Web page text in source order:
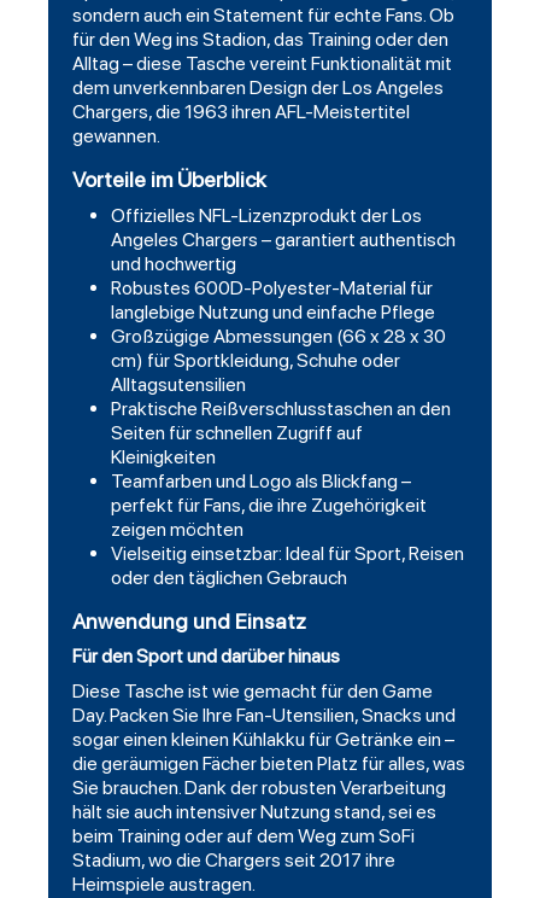
sondern auch ein Statement für echte Fans. Ob
für den Weg ins Stadion, das Training oder den
Alltag – diese Tasche vereint Funktionalität mit
dem unverkennbaren Design der Los Angeles
Chargers, die 1963 ihren AFL-Meistertitel
gewannen.
Vorteile im Überblick
Offizielles NFL-Lizenzprodukt der Los
Angeles Chargers – garantiert authentisch
und hochwertig
Robustes 600D-Polyester-Material für
langlebige Nutzung und einfache Pflege
Großzügige Abmessungen (66 x 28 x 30
cm) für Sportkleidung, Schuhe oder
Alltagsutensilien
Praktische Reißverschlusstaschen an den
Seiten für schnellen Zugriff auf
Kleinigkeiten
Teamfarben und Logo als Blickfang –
perfekt für Fans, die ihre Zugehörigkeit
zeigen möchten
Vielseitig einsetzbar: Ideal für Sport, Reisen
oder den täglichen Gebrauch
Anwendung und Einsatz
Für den Sport und darüber hinaus
Diese Tasche ist wie gemacht für den Game
Day. Packen Sie Ihre Fan-Utensilien, Snacks und
sogar einen kleinen Kühlakku für Getränke ein –
die geräumigen Fächer bieten Platz für alles, was
Sie brauchen. Dank der robusten Verarbeitung
hält sie auch intensiver Nutzung stand, sei es
beim Training oder auf dem Weg zum SoFi
Stadium, wo die Chargers seit 2017 ihre
Heimspiele austragen.